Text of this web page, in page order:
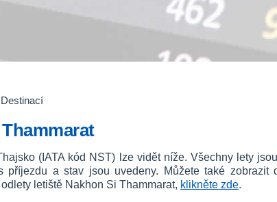
Destinací
(IATA kód NST) lze vidět níže. Všechny lety
a stav jsou uvedeny. Můžete také zobrazit
letiště Nakhon Si Thammarat, klikněte zde.